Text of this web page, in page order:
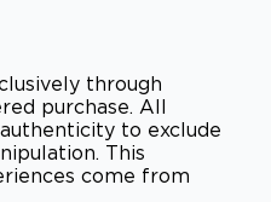
through
purchase. All
to exclude
This
come from